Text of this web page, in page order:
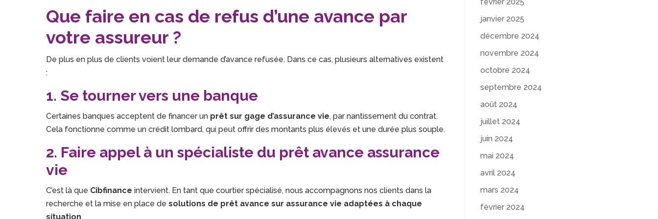
Que faire en cas de refus d’une avance par
votre assureur ?
De plus en plus de clients voient leur demande d’avance refusée. Dans ce cas, plusieurs alternatives existent
:
1. Se tourner vers une banque
Certaines banques acceptent de financer un prêt sur gage d’assurance vie, par nantissement du contrat.
Cela fonctionne comme un crédit lombard, qui peut offrir des montants plus élevés et une durée plus souple.
2. Faire appel à un spécialiste du prêt avance assurance
vie
C’est là que Cibfinance intervient. En tant que courtier spécialisé, nous accompagnons nos clients dans la
recherche et la mise en place desolutions de prêt avance sur assurance vie adaptées à chaque
situation.
janvier 2025
décembre 2024
novembre 2024
octobre 2024
septembre 2024
août 2024
juillet 2024
juin 2024
mai 2024
avril 2024
mars 2024
février 2024